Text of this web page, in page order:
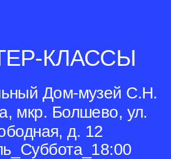
КЛАССЫ
Дом-музей С.Н.
мкр. Болшево, ул.
д. 12